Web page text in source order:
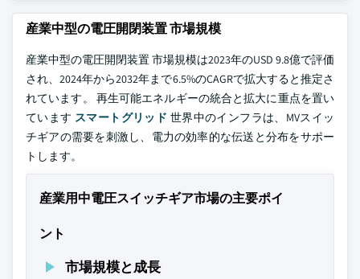
産業中型の電圧開閉装置 市場規模
産業中型の電圧開閉装置 市場規模は2023年のUSD 9.8億で評価
され、2024年から2032年まで6.5%のCAGRで拡大すると推定さ
れています。 再生可能エネルギーの統合と拡大に重点を置い
ています スマートグリッド 世界中のインフラは、MVスイッ
チギアの需要を刺激し、電力の効率的な伝送と分布をサポー
トします。
産業用中電圧スイッチギア市場の主要ポイ
ント
市場規模と成長